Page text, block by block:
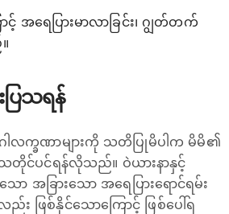
င့် အရေပြားမာလာခြင်း၊ ဂျွတ်တက်
ပြသရန်
ါလက္ခဏာများကို သတိပြုမိပါက မိမိ၏
သတိုင်ပင်ရန်လိုသည်။ ဝဲယားနာနှင့်
အခြားသော အရေပြားရောင်ရမ်း
းလည်း ဖြစ်နိုင်သောကြောင့် ဖြစ်ပေါ်ရ